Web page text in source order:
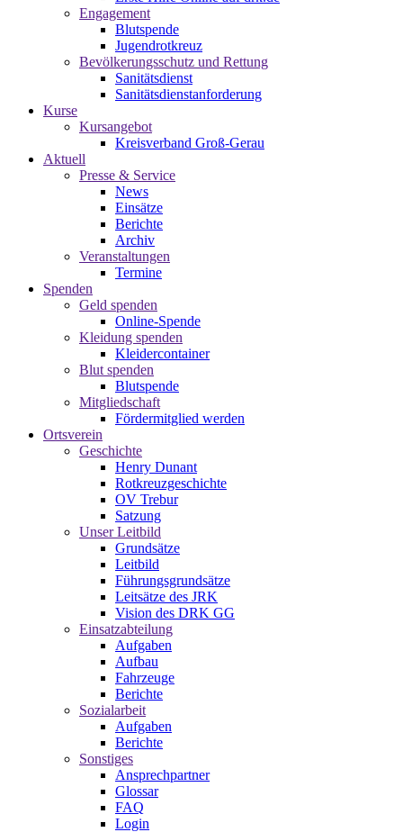
Engagement
Blutspende
Jugendrotkreuz
Bevölkerungsschutz und Rettung
Sanitätsdienst
Sanitätsdienstanforderung
Kurse
Kursangebot
Kreisverband Groß-Gerau
Aktuell
Presse & Service
News
Einsätze
Berichte
Archiv
Veranstaltungen
Termine
Spenden
Geld spenden
Online-Spende
Kleidung spenden
Kleidercontainer
Blut spenden
Blutspende
Mitgliedschaft
Fördermitglied werden
Ortsverein
Geschichte
Henry Dunant
Rotkreuzgeschichte
OV Trebur
Satzung
Unser Leitbild
Grundsätze
Leitbild
Führungsgrundsätze
Leitsätze des JRK
Vision des DRK GG
Einsatzabteilung
Aufgaben
Aufbau
Fahrzeuge
Berichte
Sozialarbeit
Aufgaben
Berichte
Sonstiges
Ansprechpartner
Glossar
FAQ
Login